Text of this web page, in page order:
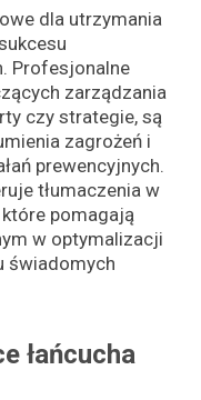
dla utrzymania
Profesjonalne
zarządzania
czy strategie, są
zagrożeń i
prewencyjnych.
tłumaczenia w
pomagają
w optymalizacji
świadomych
łańcucha